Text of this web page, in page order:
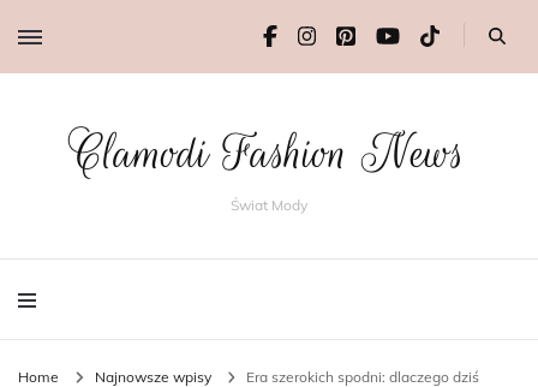
Clamodi Fashion News
Świat Mody
Home Najnowsze wpisy Era szerokich spodni: dlaczego dziś